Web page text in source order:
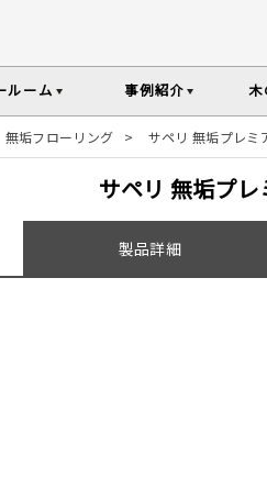
床暖房対応フローリング
選べる表面加工
製品情報の見方
ルーム 事例紹介
部屋から探す
木
識
材の様々な基礎知識集
コト
ナンスのポイントなどを掲載
品のご購入
無垢フローリング > サペリ 無垢プレミ
サペリ 無垢プ
製品詳細